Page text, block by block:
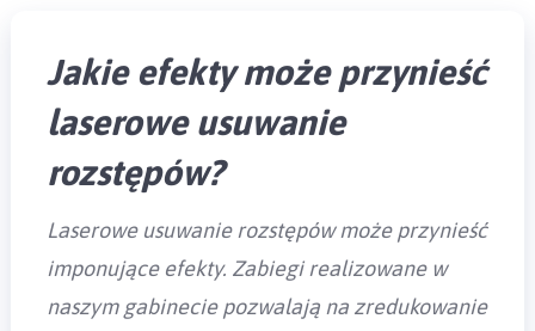
Jakie efekty może przynieść
laserowe usuwanie
rozstępów?
Laserowe usuwanie rozstępów może przynieść
imponujące efekty. Zabiegi realizowane w
naszym gabinecie pozwalają na zredukowanie